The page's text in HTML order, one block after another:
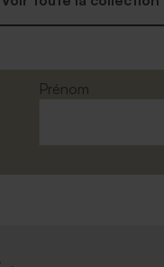
Prénom